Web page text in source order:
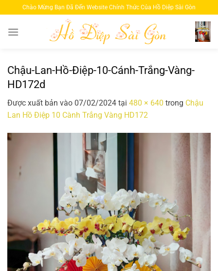
qua
nội
Chào Mừng Bạn Đã Đến Website Chính Thức Của Hồ Diệp Sài Gòn
Chậu-Lan-Hồ-Điệp-10-Cánh-Trắng-Vàng-
HD172d
Được xuất bản vào 07/02/2024 tại 480 × 640 trong Chậu
Lan Hồ Điệp 10 Cành Trắng Vàng HD172